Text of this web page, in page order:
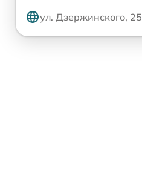
ул. Дзержинского, 25